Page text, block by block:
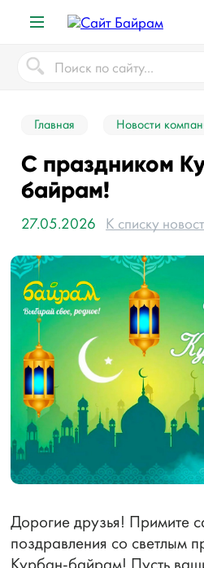
Главная Новости
С праздником
байрам!
27.05.2026 К списку
Дорогие друзья! Примите
поздравления со светлым
Курбан-байрам! Пусть